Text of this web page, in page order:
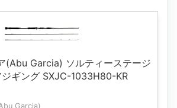
(Abu Garcia) ソルティーステージ
ジギング SXJC-1033H80-KR
Garcia)